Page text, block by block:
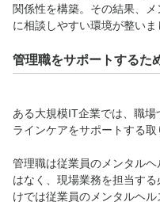
関係性を構築。その結果、
に相談しやすい環境が整いま
管理職をサポートするた
ある大規模IT企業では、職
ラインケアをサポートする取
管理職は従業員のメンタル
はなく、現場業務を担当す
けでは従業員のメンタルヘ